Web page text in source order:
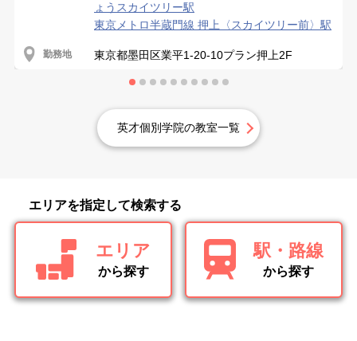
ょうスカイツリー駅
東京メトロ半蔵門線 押上〈スカイツリー前〉駅
勤務地 東京都墨田区業平1-20-10プラン押上2F
英才個別学院の教室一覧
エリアを指定して検索する
エリア
から探す
駅・路線
から探す